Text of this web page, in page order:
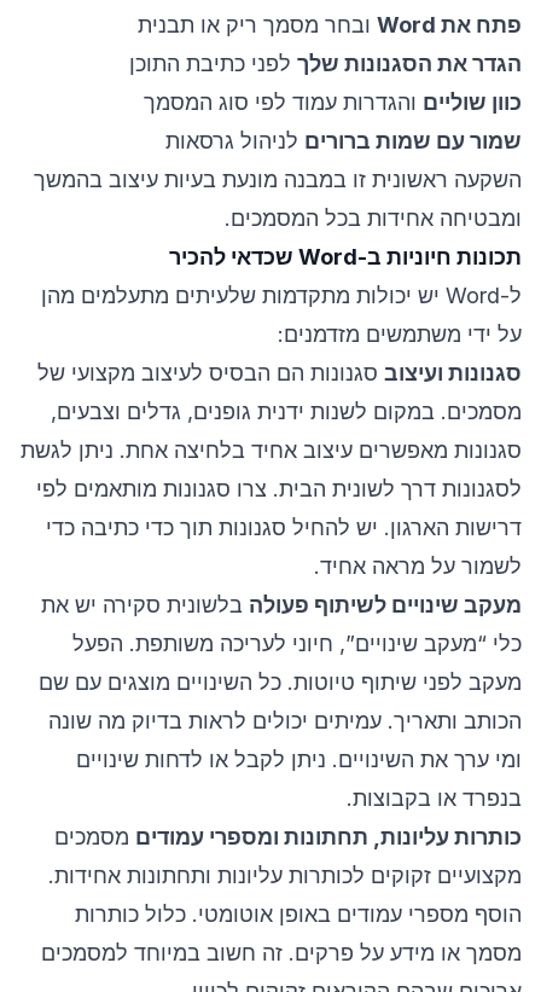
פתח את Word
ובחר מסמך ריק או תבנית
הגדר את הסגנונות שלך לפני כתיבת התוכן
כוון שוליים והגדרות עמוד לפי סוג המסמך
שמור עם שמות ברורים לניהול גרסאות
השקעה ראשונית זו במבנה מונעת בעיות עיצוב בהמשך
ומבטיחה אחידות בכל המסמכים.
תכונות חיוניות ב-Word שכדאי להכיר
ל-Word יש יכולות מתקדמות שלעיתים מתעלמים מהן
על ידי משתמשים מזדמנים:
סגנונות ועיצוב סגנונות הם הבסיס לעיצוב מקצועי של
מסמכים. במקום לשנות ידנית גופנים, גדלים וצבעים,
סגנונות מאפשרים עיצוב אחיד בלחיצה אחת. ניתן לגשת
לסגנונות דרך לשונית הבית. צרו סגנונות מותאמים לפי
דרישות הארגון. יש להחיל סגנונות תוך כדי כתיבה כדי
לשמור על מראה אחיד.
מעקב שינויים לשיתוף פעולה בלשונית סקירה יש את
כלי “מעקב שינויים”, חיוני לעריכה משותפת. הפעל
מעקב לפני שיתוף טיוטות. כל השינויים מוצגים עם שם
הכותב ותאריך. עמיתים יכולים לראות בדיוק מה שונה
ומי ערך את השינויים. ניתן לקבל או לדחות שינויים
בנפרד או בקבוצות.
כותרות עליונות, תחתונות ומספרי עמודים מסמכים
מקצועיים זקוקים לכותרות עליונות ותחתונות אחידות.
הוסף מספרי עמודים באופן אוטומטי. כלול כותרות
מסמך או מידע על פרקים. זה חשוב במיוחד למסמכים